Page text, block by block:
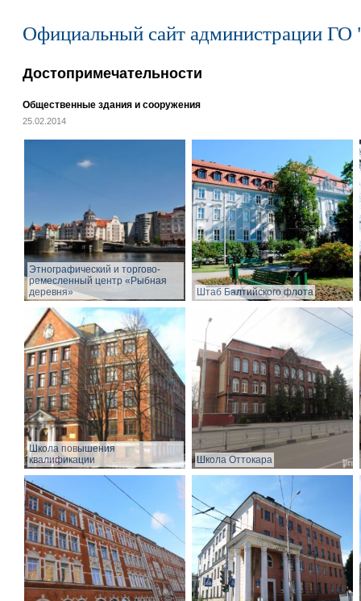
Официальный сайт администрации ГО
Достопримечательности
Общественные здания и сооружения
25.02.2014
Этнографический и торгово-
ремесленный центр «Рыбная
деревня»
Штаб Балтийского флота
Школа повышения
квалификации
Школа Оттокара